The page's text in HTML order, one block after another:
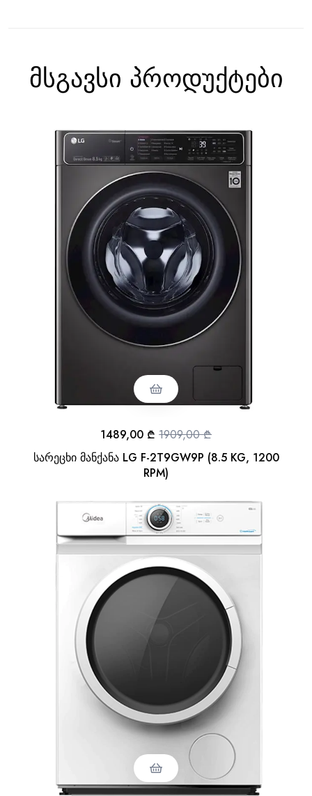
მსგავსი პროდუქტები
სარეცხი მანქანა LG F-2T9GW9P (8.5 KG, 1200
RPM)
1909,00₾
1489,00 ₾